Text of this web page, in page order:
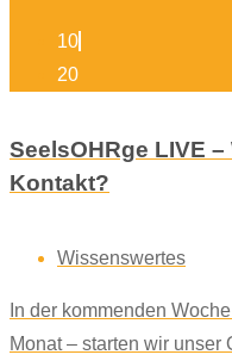
10
20
SeelsOHRge LIVE
Kontakt?
Wissenswertes
In der kommenden
Monat – starten wir unser